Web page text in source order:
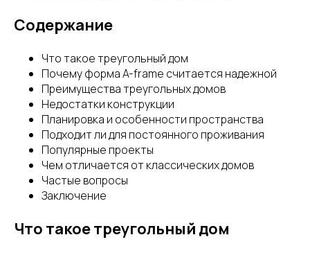
Содержание
Что такое треугольный дом
Почему форма A-frame считается надежной
Преимущества треугольных домов
Недостатки конструкции
Планировка и особенности пространства
Подходит ли для постоянного проживания
Популярные проекты
Чем отличается от классических домов
Частые вопросы
Заключение
Что такое треугольный дом